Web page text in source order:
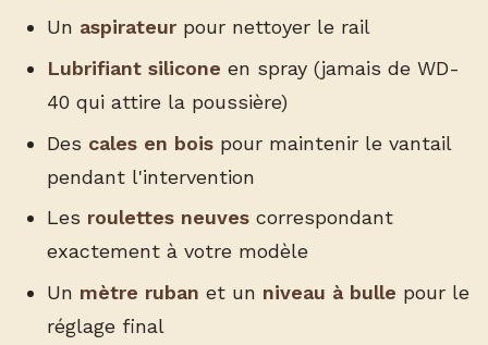
Un aspirateurpour nettoyer le rail
Lubrifiant silicone en spray (jamais de WD-
40 qui attire la poussière)
Des cales en boispour maintenir le vantail
pendant l'intervention
Les roulettes neuvescorrespondant
exactement à votre modèle
Un mètre ruban et un niveau à bulle pour le
réglage final